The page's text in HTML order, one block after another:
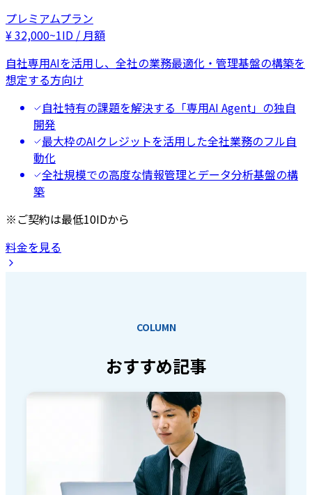
プレミアムプラン
¥32,000~1ID / 月額
自社専用AIを活用し、全社の業務最適化・管理基盤の構築を
想定する方向け
自社特有の課題を解決する「専用AI Agent」の独自
開発
最大枠のAIクレジットを活用した全社業務のフル自
動化
全社規模での高度な情報管理とデータ分析基盤の構
築
※ご契約は最低10IDから
料金を見る
COLUMN
おすすめ記事